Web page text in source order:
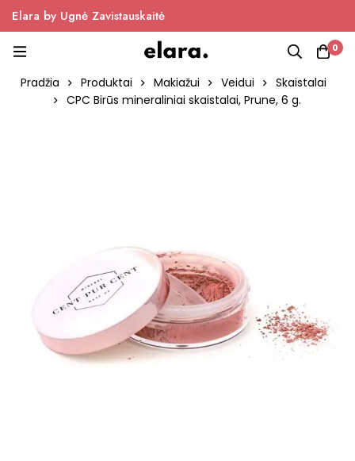
Elara by Ugnė Zavistauskaitė
0
Pradžia Produktai Makiažui Veidui
Skaistalai
CPC Birūs mineraliniai skaistalai, Prune, 6 g.